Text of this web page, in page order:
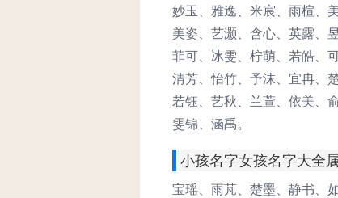
妙玉、雅逸、米宸、雨楦、
美姿、艺灏、含心、英露、
菲可、冰雯、柠萌、若皓、
清芳、怡竹、予沫、宜冉、
若钰、艺秋、兰萱、依美、
雯锦、涵禹。
小孩名字女孩名字大全
宝瑶、雨芃、楚墨、静书、